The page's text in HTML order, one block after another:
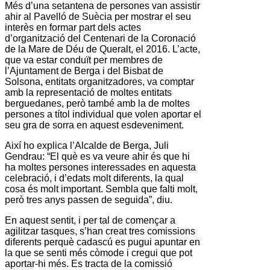
Més d’una setantena de persones van assistir
ahir al
Pavelló de Suècia per mostrar el seu
interès en formar part dels actes
d’organització del Centenari de la Coronació
de la Mare de Déu de Queralt, el 2016. L’acte,
que va estar conduït per membres de
l’Ajuntament de Berga i del Bisbat de
Solsona, entitats organitzadores, va comptar
amb la representació de moltes entitats
berguedanes, però també amb la de moltes
persones a títol individual que volen aportar el
seu gra de sorra en aquest esdeveniment.
Així ho explica l’Alcalde de Berga, Juli
Gendrau: “El què es va veure ahir és que hi
ha moltes persones interessades en aquesta
celebració, i d’edats molt diferents, la qual
cosa és molt important. Sembla que falti molt,
però tres anys passen de seguida”, diu.
En aquest sentit, i per tal de començar a
agilitzar tasques, s’han creat tres comissions
diferents perquè cadascú es pugui apuntar en
la que se senti més còmode i cregui que pot
aportar-hi més. Es tracta de la comissió